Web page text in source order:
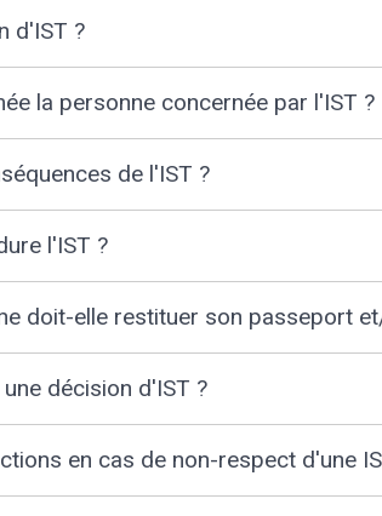
d'IST ?
la personne concernée par l'IST ?
de l'IST ?
l'IST ?
doit-elle restituer son passeport
décision d'IST ?
en cas de non-respect d'une